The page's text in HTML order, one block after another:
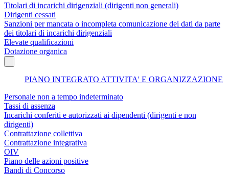
Titolari di incarichi dirigenziali (dirigenti non generali)
Dirigenti cessati
Sanzioni per mancata o incompleta comunicazione dei dati da parte
dei titolari di incarichi dirigenziali
Elevate qualificazioni
Dotazione organica
PIANO INTEGRATO ATTIVITA' E ORGANIZZAZIONE
Personale non a tempo indeterminato
Tassi di assenza
Incarichi conferiti e autorizzati ai dipendenti (dirigenti e non
dirigenti)
Contrattazione collettiva
Contrattazione integrativa
OIV
Piano delle azioni positive
Bandi di Concorso